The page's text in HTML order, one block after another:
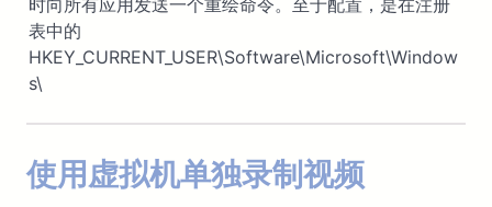
时向所有应用发送一个重绘命令。至于配置，是在注册
表中的
HKEY_CURRENT_USER\Software\Microsoft\Window
s\
使用虚拟机单独录制视频